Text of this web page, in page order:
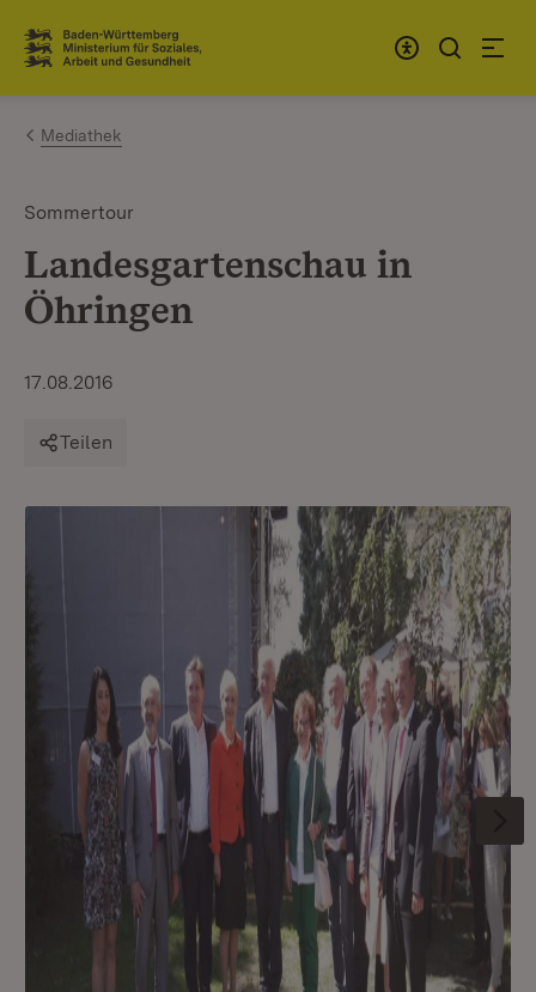
Zum Inhalt springen
Link zur Startseite
Mediathek
Sommertour
Landesgartenschau in
Öhringen
17.08.2016
Teilen